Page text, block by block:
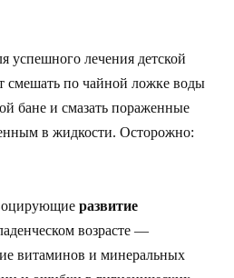
успешного лечения детской
смешать по чайной ложке воды
бане и смазать пораженные
в жидкости. Осторожно:
развитие
возрасте —
витаминов и минеральных